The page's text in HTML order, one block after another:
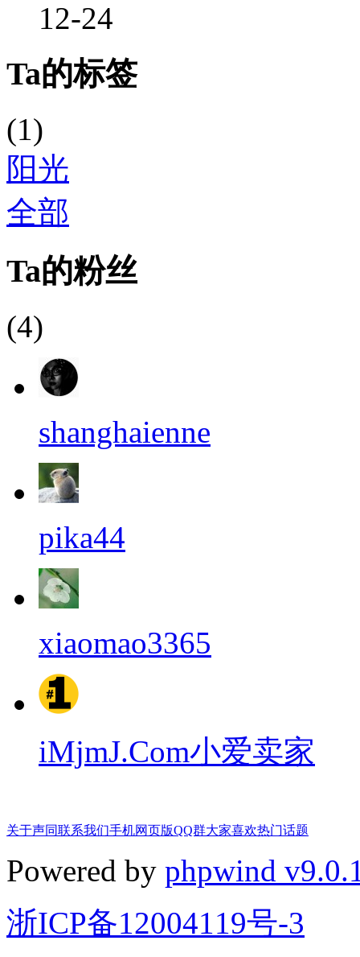
12-24
Ta的标签
(1)
阳光
全部
Ta的粉丝
(4)
shanghaienne
pika44
xiaomao3365
iMjmJ.Com小爱卖家
关于声同联系我们手机网页版QQ群大家喜欢热门话题
Powered by phpwind
浙ICP备12004119号-3